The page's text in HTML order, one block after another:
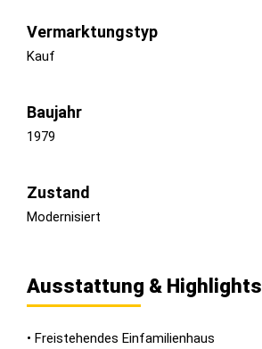
Vermarktungstyp
Kauf
Baujahr
1979
Zustand
Modernisiert
Ausstattung & Highlights
• Freistehendes Einfamilienhaus